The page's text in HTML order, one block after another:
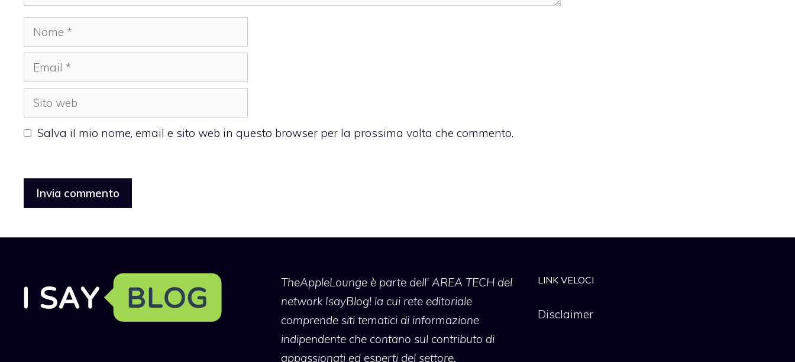
Nome
Email
Sito
web
Salva il mio nome, email e sito web in questo browser per la prossima volta che commento.
TheAppleLoungeè parte dell' AREA TECH del
network IsayBlog! la cui rete editoriale
comprende siti tematici di informazione
indipendente che contano sul contributo di
appassionati ed esperti del settore.
LINK VELOCI
Disclaimer